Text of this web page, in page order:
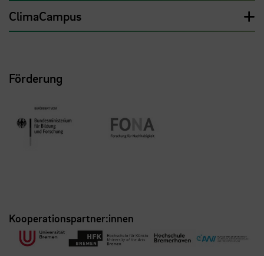
ClimaCampus
Förderung
Kooperationspartner:innen